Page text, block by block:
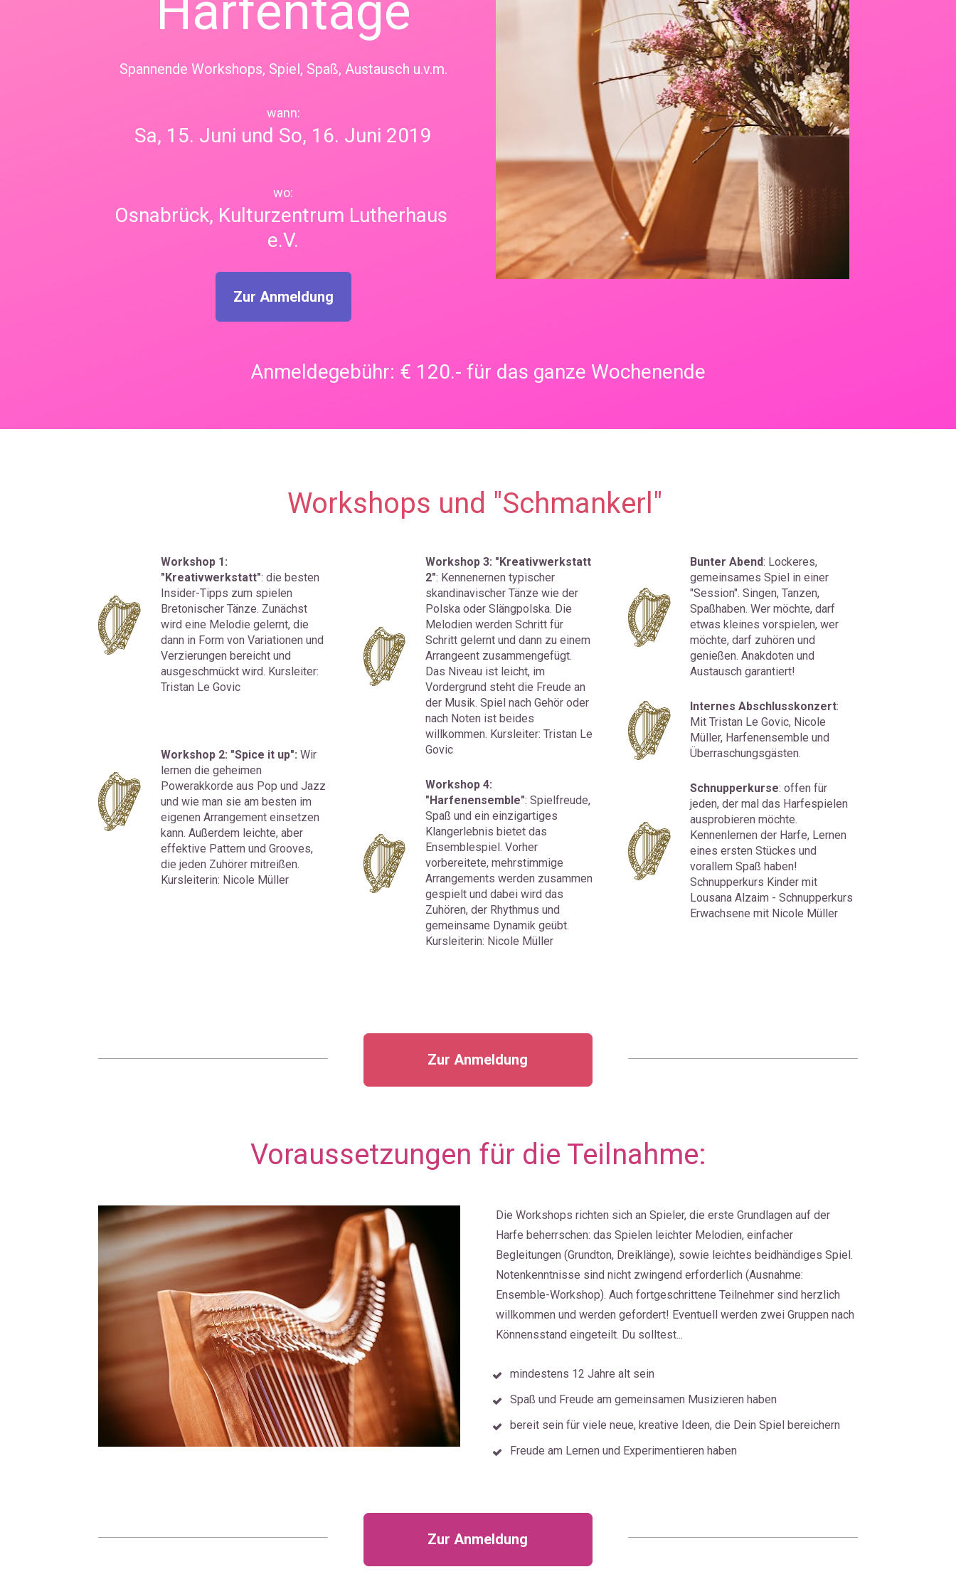
Spannende Workshops, Spiel, Spaß, Austausch u.v.m.
Sa, 15. Juni und So, 16. Juni 2019
wo:
Osnabrück, Kulturzentrum Lutherhaus
e.V.
Zur Anmeldung
Anmeldegebühr: € 120.- für das ganze Wochenende
Workshops und "Schmankerl"
Workshop 1:
"Kreativwerkstatt": die besten
Insider-Tipps zum spielen
Bretonischer Tänze. Zunächst
wird eine Melodie gelernt, die
dann in Form von Variationen und
Verzierungen bereicht und
ausgeschmückt wird. Kursleiter:
Tristan Le Govic
Workshop 2: "Spice it up": Wir
lernen die geheimen
Powerakkorde aus Pop und Jazz
und wie man sie am besten im
eigenen Arrangement einsetzen
kann. Außerdem leichte, aber
effektive Pattern und Grooves,
die jeden Zuhörer mitreißen.
Kursleiterin: Nicole Müller
Workshop 3: "Kreativwerkstatt
2": Kennenernen typischer
skandinavischer Tänze wie der
Polska oder Slängpolska. Die
Melodien werden Schritt für
Schritt gelernt und dann zu einem
Arrangeent zusammengefügt.
Das Niveau ist leicht, im
Vordergrund steht die Freude an
der Musik. Spiel nach Gehör oder
nach Noten ist beides
willkommen. Kursleiter: Tristan Le
Govic
Workshop 4:
"Harfenensemble": Spielfreude,
Spaß und ein einzigartiges
Klangerlebnis bietet das
Ensemblespiel. Vorher
vorbereitete, mehrstimmige
Arrangements werden zusammen
gespielt und dabei wird das
Zuhören, der Rhythmus und
gemeinsame Dynamik geübt.
Kursleiterin: Nicole Müller
Bunter Abend: Lockeres,
gemeinsames Spiel in einer
"Session". Singen, Tanzen,
Spaßhaben. Wer möchte, darf
etwas kleines vorspielen, wer
möchte, darf zuhören und
genießen. Anakdoten und
Austausch garantiert!
Internes Abschlusskonzert:
Mit Tristan Le Govic, Nicole
Müller, Harfenensemble und
Überraschungsgästen.
Schnupperkurse: offen für
jeden, der mal das Harfespielen
ausprobieren möchte.
Kennenlernen der Harfe, Lernen
eines ersten Stückes und
vorallem Spaß haben!
Schnupperkurs Kinder mit
Lousana Alzaim - Schnupperkurs
Erwachsene mit Nicole Müller
Zur Anmeldung
Voraussetzungen für die Teilnahme:
Die Workshops richten sich an Spieler, die erste Grundlagen auf der
Harfe beherrschen: das Spielen leichter Melodien, einfacher
Begleitungen (Grundton, Dreiklänge), sowie leichtes beidhändiges Spiel.
Notenkenntnisse sind nicht zwingend erforderlich (Ausnahme:
Ensemble-Workshop). Auch fortgeschrittene Teilnehmer sind herzlich
willkommen und werden gefordert! Eventuell werden zwei Gruppen nach
Könnensstand eingeteilt. Du solltest...
mindestens 12 Jahre alt sein
Spaß und Freude am gemeinsamen Musizieren haben
bereit sein für viele neue, kreative Ideen, die Dein Spiel bereichern
Freude am Lernen und Experimentieren haben
Zur Anmeldung